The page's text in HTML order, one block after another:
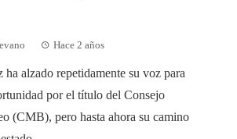
Hace 2 años
alzado repetidamente su voz para
por el título del Consejo
(CMB), pero hasta ahora su camino